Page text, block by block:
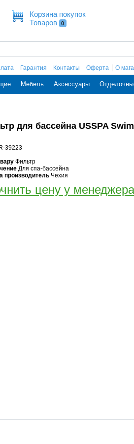
Корзина покупок
Товаров
0
Гарантия Контакты Оферта О
Мебель Аксессуары
для бассейна USSPA
39223
Фильтр
Для спа-бассейна
производитель Чехия
цену у менеджера